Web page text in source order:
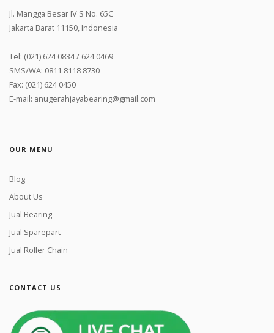
Jl. Mangga Besar IV S No. 65C
Jakarta Barat 11150, Indonesia
Tel: (021) 624 0834 / 624 0469
SMS/WA: 0811 8118 8730
Fax: (021) 624 0450
E-mail: anugerahjayabearing@gmail.com
OUR MENU
Blog
About Us
Jual Bearing
Jual Sparepart
Jual Roller Chain
CONTACT US